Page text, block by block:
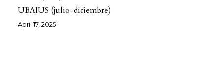
UBAIUS (julio-diciembre)
April 17, 2025